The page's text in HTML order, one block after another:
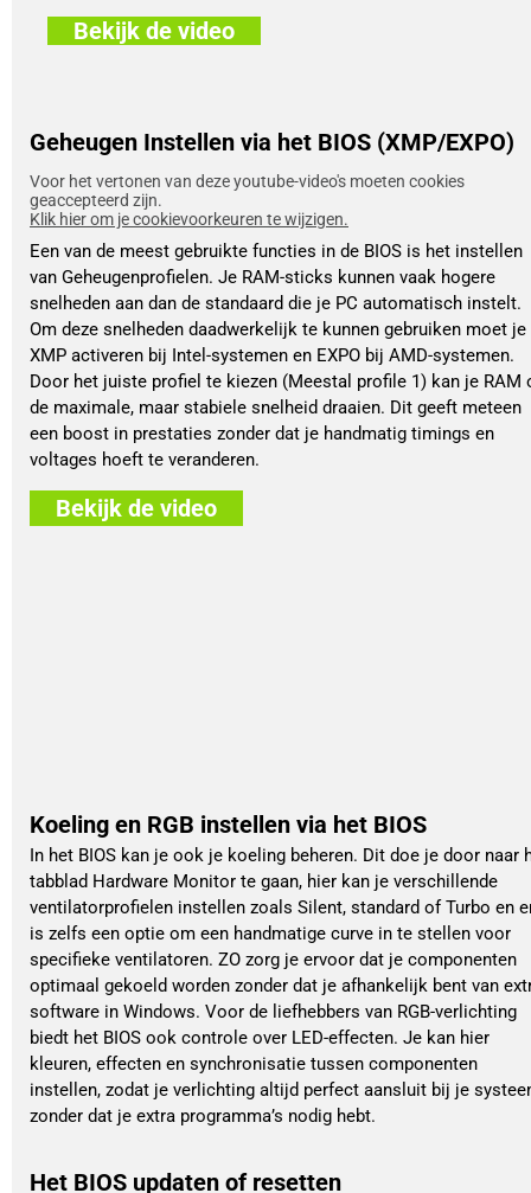
Bekijk de video
Geheugen Instellen via het BIOS (XMP/EXPO)
Voor het vertonen van deze youtube-video's moeten cookies
geaccepteerd zijn.
Klik hier om je cookievoorkeuren te wijzigen.
Een van de meest gebruikte functies in de BIOS is het instellen
van Geheugenprofielen. Je RAM-sticks kunnen vaak hogere
snelheden aan dan de standaard die je PC automatisch instelt.
Om deze snelheden daadwerkelijk te kunnen gebruiken moet je
XMP activeren bij Intel-systemen en EXPO bij AMD-systemen.
Door het juiste profiel te kiezen (Meestal profile 1) kan je RAM
de maximale, maar stabiele snelheid draaien. Dit geeft meteen
een boost in prestaties zonder dat je handmatig timings en
voltages hoeft te veranderen.
Bekijk de video
Koeling en RGB instellen via het BIOS
In het BIOS kan je ook je koeling beheren. Dit doe je door naar
tabblad Hardware Monitor te gaan, hier kan je verschillende
ventilatorprofielen instellen zoals Silent, standard of Turbo en
is zelfs een optie om een handmatige curve in te stellen voor
specifieke ventilatoren. ZO zorg je ervoor dat je componenten
optimaal gekoeld worden zonder dat je afhankelijk bent van
software in Windows. Voor de liefhebbers van RGB-verlichting
biedt het BIOS ook controle over LED-effecten. Je kan hier
kleuren, effecten en synchronisatie tussen componenten
instellen, zodat je verlichting altijd perfect aansluit bij je
zonder dat je extra programma’s nodig hebt.
Het BIOS updaten of resetten